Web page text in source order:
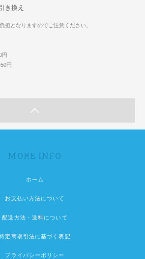
き換え
担となりますのでご注意ください。
円
円
MORE INFO
ホーム
お支払い方法について
配送方法・送料について
定商取引法に基づく表記
プライバシーポリシー